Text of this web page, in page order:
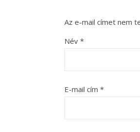
Az e-mail címet nem
Név *
E-mail cím *